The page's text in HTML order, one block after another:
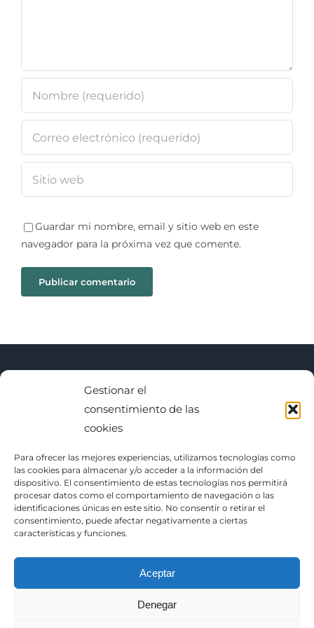
Gestionar el
consentimiento de las
cookies
Para ofrecer las mejores experiencias, utilizamos tecnologías como
las cookies para almacenar y/o acceder a la información del
dispositivo. El consentimiento de estas tecnologías nos permitirá
procesar datos como el comportamiento de navegación o las
identificaciones únicas en este sitio. No consentir o retirar el
consentimiento, puede afectar negativamente a ciertas
características y funciones.
Aceptar
Denegar
Guardar mi nombre, email y sitio web en este
navegador para la próxima vez que comente.